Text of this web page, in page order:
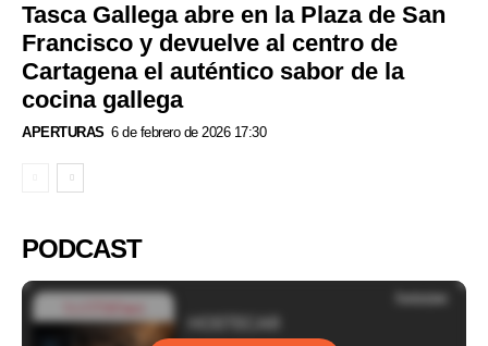
Tasca Gallega abre en la Plaza de San
Francisco y devuelve al centro de
Cartagena el auténtico sabor de la
cocina gallega
APERTURAS 6 de febrero de 2026 17:30
PODCAST